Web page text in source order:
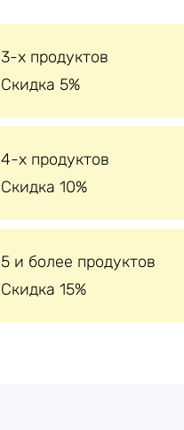
3-х продуктов
Скидка 5%
4-х продуктов
Скидка 10%
5 и более продуктов
Скидка 15%